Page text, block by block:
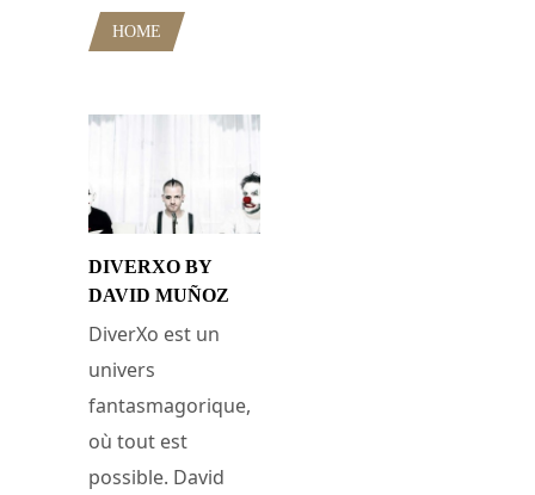
HOME
DIVERXO BY
DAVID MUÑOZ
DiverXo est un
univers
fantasmagorique,
où tout est
possible. David